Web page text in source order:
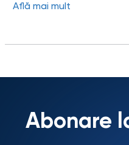
avut drept scop evaluarea
Află mai mult
Abonare